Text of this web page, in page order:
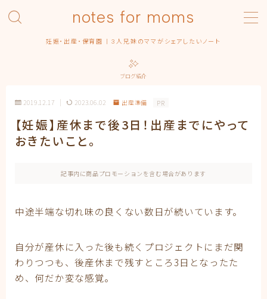
notes for moms
妊娠・出産・保育園 | 3人兄妹のママがシェアしたいノート
MENU
Privacy Policy
Simple Home
みんなの出産エピソード
まるっ子
末っ子ちゃん
利用規約／特定商取引法に基づく表記
妊娠
妊娠中期
ブログ紹介
2019.12.17 2023.06.02 出産準備 PR
【妊娠】産休まで後3日！出産までにやって
おきたいこと。
記事内に商品プロモーションを含む場合があります
中途半端な切れ味の良くない数日が続いています。
自分が産休に入った後も続くプロジェクトにまだ関
わりつつも、後産休まで残すところ3日となったた
め、何だか変な感覚。